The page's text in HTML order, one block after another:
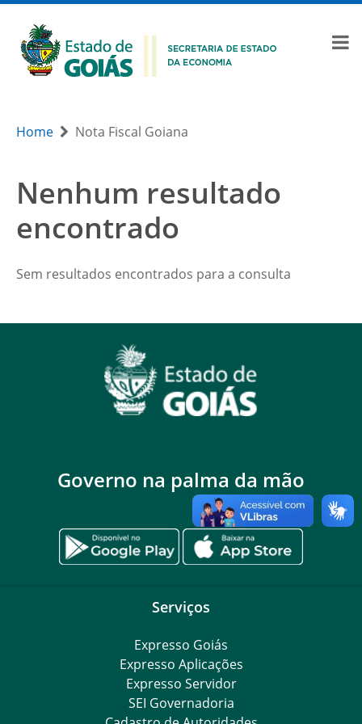
Home Nota Fiscal Goiana
Nenhum resultado
encontrado
Sem resultados encontrados para a consulta
Governo na palma da mão
Serviços
Expresso Goiás
Expresso Aplicações
Expresso Servidor
SEI Governadoria